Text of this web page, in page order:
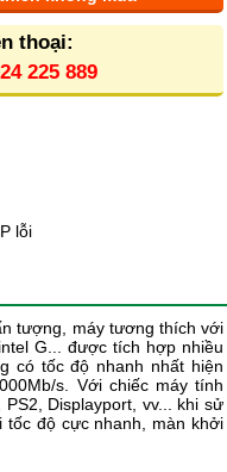
thoại:
225 889
lỗi
tượng, máy tương thích với
G... được tích hợp nhiều
có tốc độ nhanh nhất hiện
s. Với chiếc máy tính
Displayport, vv... khi sử
độ cực nhanh, màn khởi